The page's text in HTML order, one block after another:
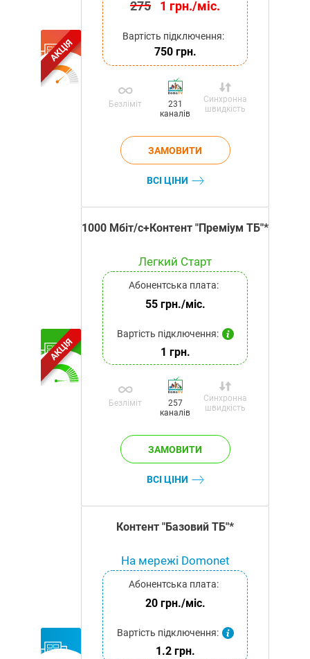
АКЦІЯ
275 1 грн./міс.
Вартість підключення:
750 грн.
Безліміт
231
каналів
Синхронна
швидкість
ВСІ ЦІНИ
АКЦІЯ
1000 Мбіт/с+Контент "Преміум ТБ"*
Легкий Старт
Абонентська плата:
55 грн./міс.
Вартість підключення:
1 грн.
Безліміт
257
каналів
Синхронна
швидкість
ВСІ ЦІНИ
Контент "Базовий ТБ"*
На мережі Domonet
Абонентська плата:
20 грн./міс.
Вартість підключення:
1.2 грн.